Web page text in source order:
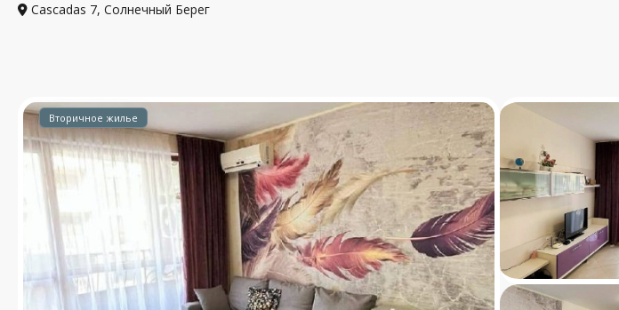
Cascadas 7, Солнечный Берег
Вторичное жилье